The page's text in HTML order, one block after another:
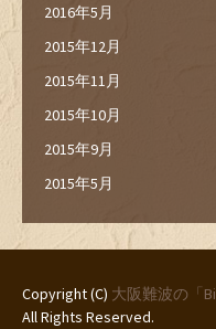
2016年5月
2015年12月
2015年11月
2015年10月
2015年9月
2015年5月
Copyright (C) 大阪難波の「
All Rights Reserved.